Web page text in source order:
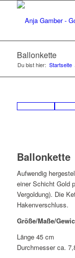
Ballonkette
Du bist hier: Startseite
Ballonkette
Aufwendig
einer Schicht Gold
Vergoldung). Die
Hakenverschluss.
Größe/Maße/
Länge 45 cm
Durchmesser ca.